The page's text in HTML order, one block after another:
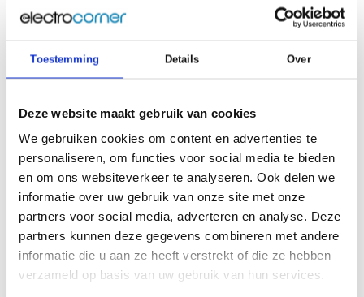
Toestemming Details Over
Deze website maakt gebruik van cookies
We gebruiken cookies om content en advertenties te
personaliseren, om functies voor social media te bieden
en om ons websiteverkeer te analyseren. Ook delen we
informatie over uw gebruik van onze site met onze
partners voor social media, adverteren en analyse. Deze
partners kunnen deze gegevens combineren met andere
informatie die u aan ze heeft verstrekt of die ze hebben
verzameld op basis van uw gebruik van hun services.
Gamen
Geschikt *
Specificaties
Processor:
Intel Core i9-13900K
Processor
cachegeheugen:
Processor kernen:
24 Cores, 32 Threads
Processor
kloksnelheid:
Vloeistof gekoeld - tot 5.8 GHz